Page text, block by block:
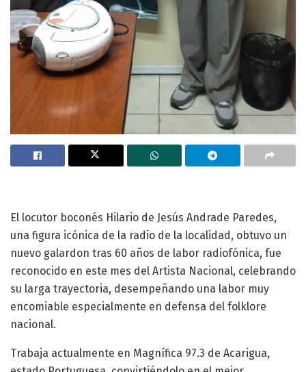
El locutor boconés Hilario de Jesús Andrade Paredes,
una figura icónica de la radio de la localidad, obtuvo un
nuevo galardon tras 60 años de labor radiofónica, fue
reconocido en este mes del Artista Nacional, celebrando
su larga trayectoria, desempeñando una labor muy
encomiable especialmente en defensa del folklore
nacional.
Trabaja actualmente en Magnífica 97.3 de Acarigua,